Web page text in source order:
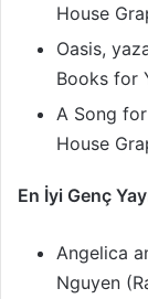
House
Oasis,
Books for
A Song for
House
En İyi Genç
Angelica
Nguyen